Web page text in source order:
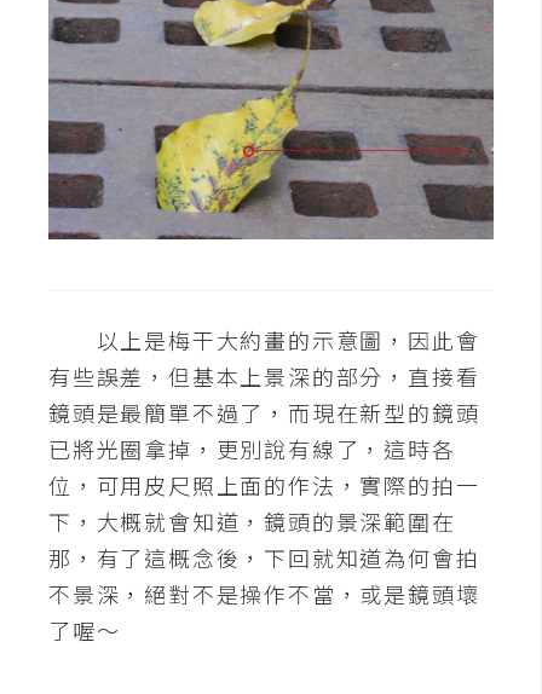
以上是梅干大約畫的示意圖，因此會
有些誤差，但基本上景深的部分，直接看
鏡頭是最簡單不過了，而現在新型的鏡頭
已將光圈拿掉，更別說有線了，這時各
位，可用皮尺照上面的作法，實際的拍一
下，大概就會知道，鏡頭的景深範圍在
那，有了這概念後，下回就知道為何會拍
不景深，絕對不是操作不當，或是鏡頭壞
了喔～